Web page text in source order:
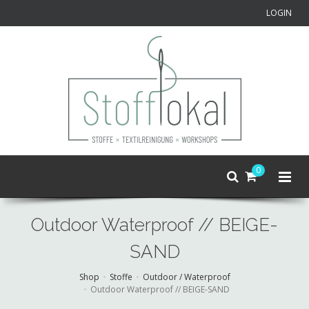
LOGIN
0
Outdoor Waterproof // BEIGE-
SAND
Shop Stoffe
Outdoor / Waterproof
Outdoor Waterproof // BEIGE-SAND